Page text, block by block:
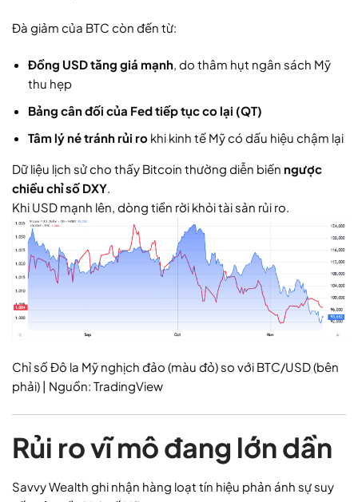
Đà giảm của BTC còn đến từ:
Đồng USD tăng giá mạnh, do thâm hụt ngân sách Mỹ
thu hẹp
Bảng cân đối của Fed tiếp tục co lại (QT)
Tâm lý né tránh rủi ro khi kinh tế Mỹ có dấu hiệu chậm lại
Dữ liệu lịch sử cho thấy Bitcoin thường diễn biến ngược
chiều chỉ số DXY.
Khi USD mạnh lên, dòng tiền rời khỏi tài sản rủi ro.
Chỉ số Đô la Mỹ nghịch đảo (màu đỏ) so với BTC/USD (bên
phải) | Nguồn: TradingView
Rủi ro vĩ mô đang lớn dần
Savvy Wealth ghi nhận hàng loạt tín hiệu phản ánh sự suy